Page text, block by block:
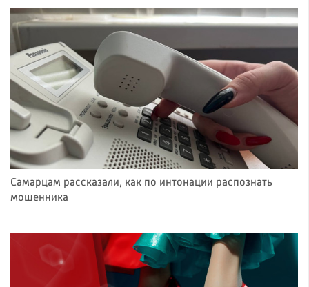
Самарцам рассказали, как по интонации распознать
мошенника